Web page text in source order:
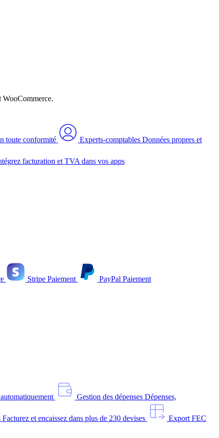
WooCommerce.
toute conformité Experts-comptables Données propres et
facturation et TVA dans vos apps
Stripe Paiement PayPal Paiement
Gestion des dépenses Dépenses,
Facturez et encaissez dans plus de 230 devises
Export FEC